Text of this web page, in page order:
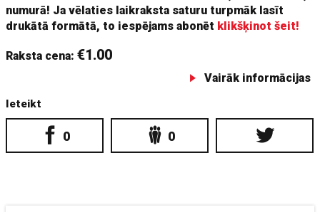
numurā! Ja vēlaties laikraksta saturu turpmāk lasīt
drukātā formātā, to iespējams abonēt klikšķinot šeit!
Raksta cena:€1.00
Vairāk informācijas
Ieteikt
0 0